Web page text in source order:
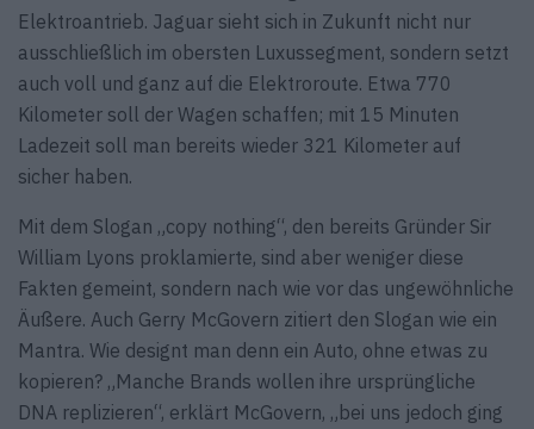
Elektroantrieb. Jaguar sieht sich in Zukunft nicht nur
ausschließlich im obersten Luxussegment, sondern setzt
auch voll und ganz auf die Elektroroute. Etwa 770
Kilometer soll der Wagen schaffen; mit 15 Minuten
Ladezeit soll man bereits wieder 321 Kilometer auf
sicher haben.
Mit dem Slogan „copy nothing“, den bereits Gründer Sir
William Lyons proklamierte, sind aber weniger diese
Fakten gemeint, sondern nach wie vor das ungewöhnliche
Äußere. Auch Gerry McGovern zitiert den Slogan wie ein
Mantra. Wie designt man denn ein Auto, ohne etwas zu
kopieren? „Manche Brands wollen ihre ursprüngliche
DNA replizieren“, erklärt McGovern, „bei uns jedoch ging